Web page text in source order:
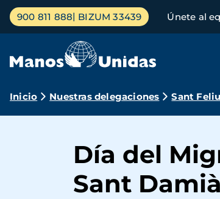
Pasar
contenido
Menú
principal
900 811 888 BIZUM 33439 Únete al
Ruta
navegación
Inicio Nuestras delegaciones Sant
Día del
Sant Damià